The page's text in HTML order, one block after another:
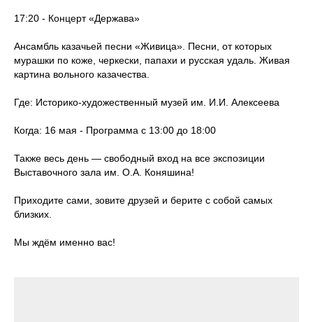
17:20 - Концерт «Держава»
Ансамбль казачьей песни «Живица». Песни, от которых
мурашки по коже, черкески, папахи и русская удаль. Живая
картина вольного казачества.
Где: Историко-художественный музей им. И.И. Алексеева
Когда: 16 мая - Программа с 13:00 до 18:00
Также весь день — свободный вход на все экспозиции
Выставочного зала им. О.А. Коняшина!
Приходите сами, зовите друзей и берите с собой самых
близких.
Мы ждём именно вас!